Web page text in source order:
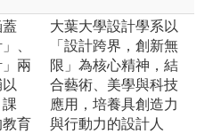
蓋
、
」兩
課
育
大葉大學設計學系以
「設計跨界，創新無
限」為核心精神，結
合藝術、美學與科技
應用，培養具創造力
與行動力的設計人